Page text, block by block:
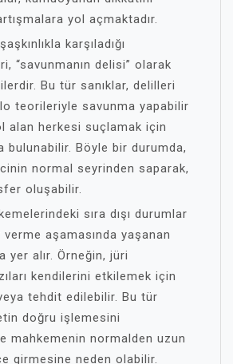
yol açmaktadır.
karşıladığı
“savunmanın delisi” olarak
Bu tür sanıklar, delilleri
teorileriyle savunma yapabilir
alan herkesi suçlamak için
bulunabilir. Böyle bir durumda,
normal seyrinden saparak,
oluşabilir.
sıra dışı durumlar
verme aşamasında yaşanan
yer alır. Örneğin, jüri
kendilerini etkilemek için
tehdit edilebilir. Bu tür
doğru işlemesini
mahkemenin normalden uzun
girmesine neden olabilir.